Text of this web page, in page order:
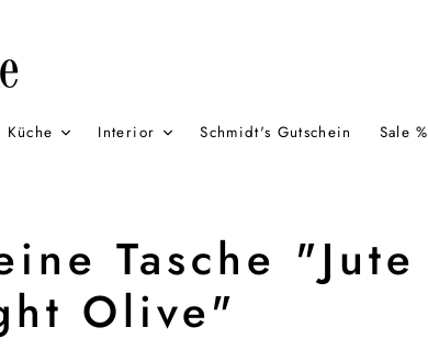
Küche Interior Schmidt's Gutschein Sale %
Tasche "Jute
Olive"